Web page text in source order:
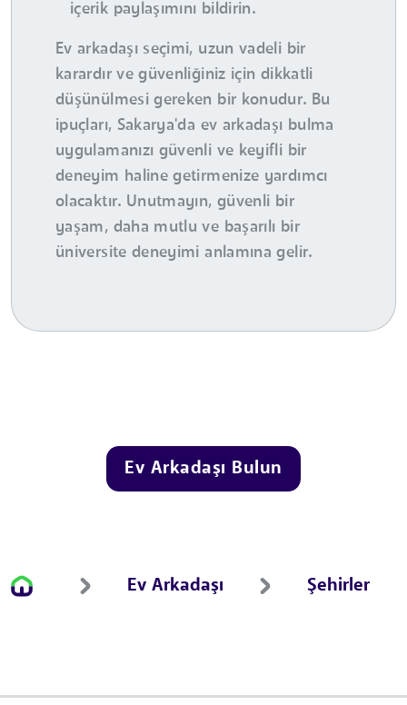
içerik paylaşımını bildirin.
Ev arkadaşı seçimi, uzun vadeli bir
karardır ve güvenliğiniz için dikkatli
düşünülmesi gereken bir konudur. Bu
ipuçları, Sakarya'da ev arkadaşı bulma
uygulamanızı güvenli ve keyifli bir
deneyim haline getirmenize yardımcı
olacaktır. Unutmayın, güvenli bir
yaşam, daha mutlu ve başarılı bir
üniversite deneyimi anlamına gelir.
Ev Arkadaşı Bulun
Ev Arkadaşı Şehirler